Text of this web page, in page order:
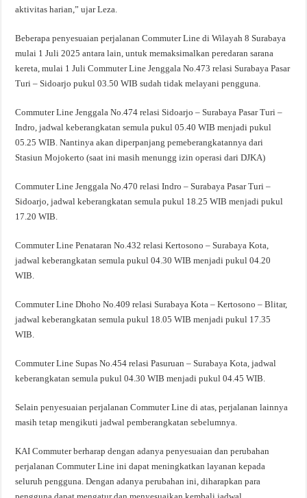
aktivitas harian,” ujar Leza.
Beberapa penyesuaian perjalanan Commuter Line di Wilayah 8 Surabaya
mulai 1 Juli 2025 antara lain, untuk memaksimalkan peredaran sarana
kereta, mulai 1 Juli Commuter Line Jenggala No.473 relasi Surabaya Pasar
Turi – Sidoarjo pukul 03.50 WIB sudah tidak melayani pengguna.
Commuter Line Jenggala No.474 relasi Sidoarjo – Surabaya Pasar Turi –
Indro, jadwal keberangkatan semula pukul 05.40 WIB menjadi pukul
05.25 WIB. Nantinya akan diperpanjang pemeberangkatannya dari
Stasiun Mojokerto (saat ini masih menungg izin operasi dari DJKA)
Commuter Line Jenggala No.470 relasi Indro – Surabaya Pasar Turi –
Sidoarjo, jadwal keberangkatan semula pukul 18.25 WIB menjadi pukul
17.20 WIB.
Commuter Line Penataran No.432 relasi Kertosono – Surabaya Kota,
jadwal keberangkatan semula pukul 04.30 WIB menjadi pukul 04.20
WIB.
Commuter Line Dhoho No.409 relasi Surabaya Kota – Kertosono – Blitar,
jadwal keberangkatan semula pukul 18.05 WIB menjadi pukul 17.35
WIB.
Commuter Line Supas No.454 relasi Pasuruan – Surabaya Kota, jadwal
keberangkatan semula pukul 04.30 WIB menjadi pukul 04.45 WIB.
Selain penyesuaian perjalanan Commuter Line di atas, perjalanan lainnya
masih tetap mengikuti jadwal pemberangkatan sebelumnya.
KAI Commuter berharap dengan adanya penyesuaian dan perubahan
perjalanan Commuter Line ini dapat meningkatkan layanan kepada
seluruh pengguna. Dengan adanya perubahan ini, diharapkan para